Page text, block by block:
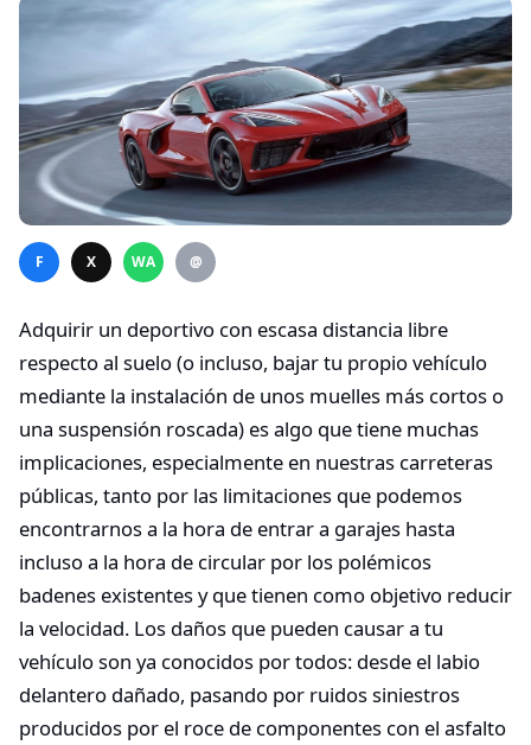
F X WA @
Adquirir un deportivo con escasa distancia libre
respecto al suelo (o incluso, bajar tu propio vehículo
mediante la instalación de unos muelles más cortos o
una suspensión roscada) es algo que tiene muchas
implicaciones, especialmente en nuestras carreteras
públicas, tanto por las limitaciones que podemos
encontrarnos a la hora de entrar a garajes hasta
incluso a la hora de circular por los polémicos
badenes existentes y que tienen como objetivo reducir
la velocidad. Los daños que pueden causar a tu
vehículo son ya conocidos por todos: desde el labio
delantero dañado, pasando por ruidos siniestros
producidos por el roce de componentes con el asfalto